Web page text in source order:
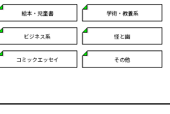
絵本・児童書 学術・教養系
ビジネス系 怪と幽
コミックエッセイ その他